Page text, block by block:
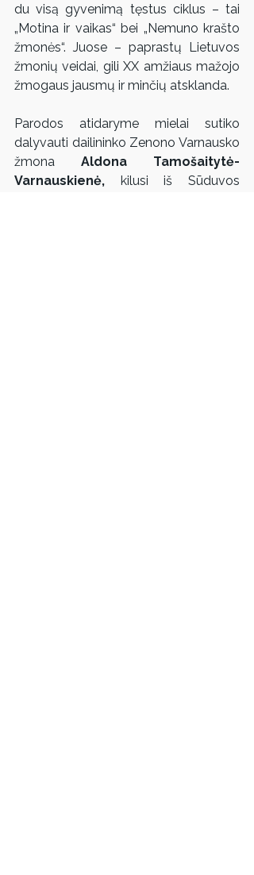
du visą gyvenimą tęstus ciklus – tai
„Motina ir vaikas“ bei „Nemuno krašto
žmonės“. Juose – paprastų Lietuvos
žmonių veidai, gili XX amžiaus mažojo
žmogaus jausmų ir minčių atsklanda.
Parodos atidaryme mielai sutiko
dalyvauti dailininko Zenono Varnausko
žmona Aldona Tamošaitytė-
Varnauskienė, kilusi iš Sūduvos